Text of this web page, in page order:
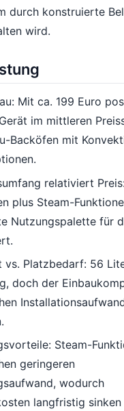
durch konstruierte
wird.
Mit ca. 199 Euro
im mittleren
Backöfen mit
relativiert
plus Steam-
Nutzungspalette für
vs. Platzbedarf: 56
doch der
Steam-
geringeren
wodurch
langfristig sinken